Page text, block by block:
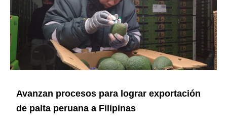
Avanzan procesos para lograr exportación
de palta peruana a Filipinas